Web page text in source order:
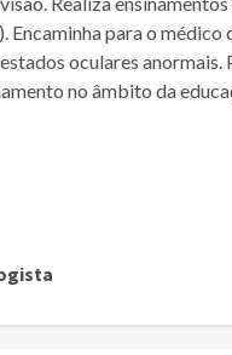
Encaminha para o
oculares
no âmbito da